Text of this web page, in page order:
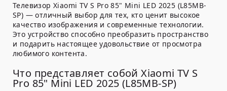
Телевизор Xiaomi TV S Pro 85" Mini LED 2025 (L85MB-
SP) — отличный выбор для тех, кто ценит высокое
качество изображения и современные технологии.
Это устройство способно преобразить пространство
и подарить настоящее удовольствие от просмотра
любимого контента.
Что представляет собой Xiaomi TV S
Pro 85" Mini LED 2025 (L85MB-SP)